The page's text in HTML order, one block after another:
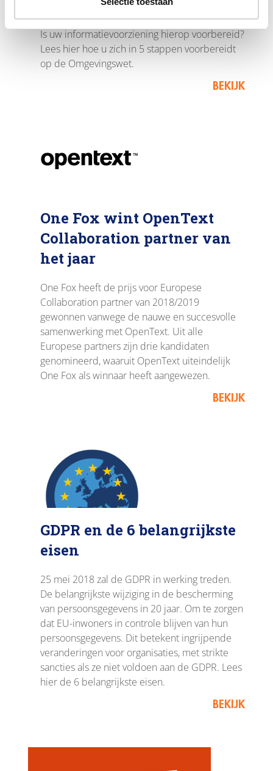
t
In 20121 treedt de Omgevingswet in werking.
Is uw informatievoorziening hierop voorbereid?
Lees hier hoe u zich in 5 stappen voorbereidt
op de Omgevingswet.
BEKIJK
One Fox wint OpenText
Collaboration partner van
het jaar
One Fox heeft de prijs voor Europese
Collaboration partner van 2018/2019
gewonnen vanwege de nauwe en succesvolle
samenwerking met OpenText. Uit alle
Europese partners zijn drie kandidaten
genomineerd, waaruit OpenText uiteindelijk
One Fox als winnaar heeft aangewezen.
BEKIJK
GDPR en de 6 belangrijkste
eisen
25 mei 2018 zal de GDPR in werking treden.
De belangrijkste wijziging in de bescherming
van persoonsgegevens in 20 jaar. Om te zorgen
dat EU-inwoners in controle blijven van hun
persoonsgegevens. Dit betekent ingrijpende
veranderingen voor organisaties, met strikte
sancties als ze niet voldoen aan de GDPR. Lees
hier de 6 belangrijkste eisen.
BEKIJK